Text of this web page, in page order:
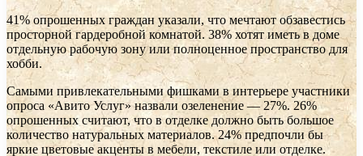
41% опрошенных граждан указали, что мечтают обзавестись
просторной гардеробной комнатой. 38% хотят иметь в доме
отдельную рабочую зону или полноценное пространство для
хобби.
Самыми привлекательными фишками в интерьере участники
опроса «Авито Услуг» назвали озеленение — 27%. 26%
опрошенных считают, что в отделке должно быть большое
количество натуральных материалов. 24% предпочли бы
яркие цветовые акценты в мебели, текстиле или отделке.